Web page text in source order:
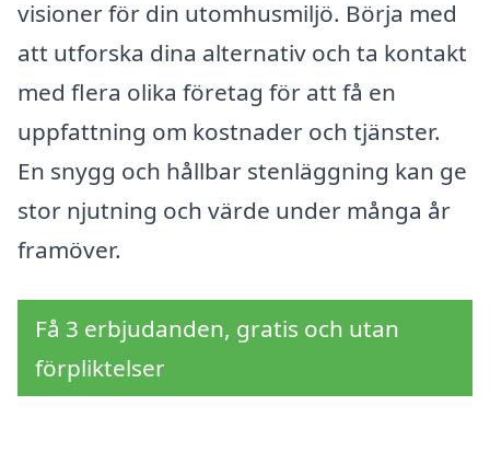
visioner för din utomhusmiljö. Börja med
att utforska dina alternativ och ta kontakt
med flera olika företag för att få en
uppfattning om kostnader och tjänster.
En snygg och hållbar stenläggning kan ge
stor njutning och värde under många år
framöver.
Få 3 erbjudanden, gratis och utan
förpliktelser